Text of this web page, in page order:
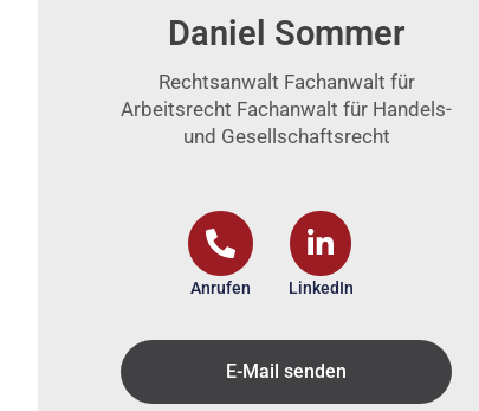
Daniel Sommer
Rechtsanwalt Fachanwalt für
Arbeitsrecht Fachanwalt für Handels-
und Gesellschaftsrecht
Anrufen LinkedIn
E-Mail senden